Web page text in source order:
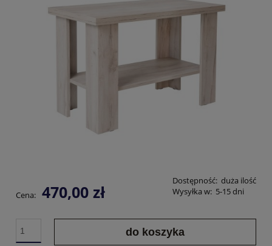
Dostępność: duża ilość
Wysyłka w: 5-15 dni
Cena: 470,00 zł
do koszyka